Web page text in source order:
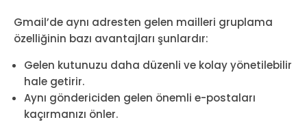
Gmail’de aynı adresten gelen mailleri gruplama
özelliğinin bazı avantajları şunlardır:
Gelen kutunuzu daha düzenli ve kolay yönetilebilir
hale getirir.
Aynı göndericiden gelen önemli e-postaları
kaçırmanızı önler.